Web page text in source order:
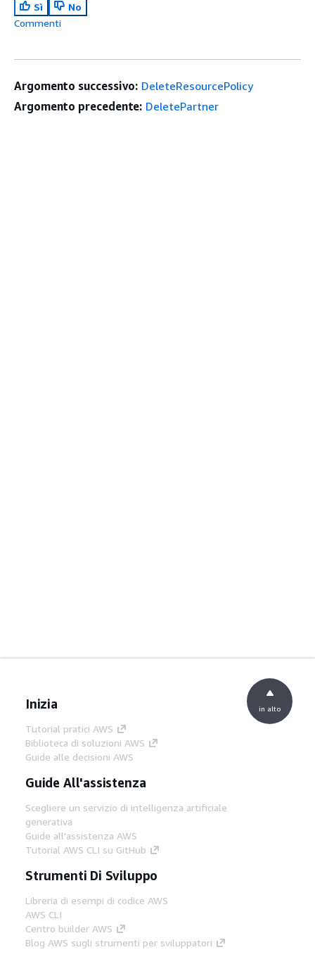
Sì
No
Commenti
Argomento successivo: DeleteResourcePolicy
Argomento precedente: DeletePartner
Inizia
Tutorial pratici AWS
Biblioteca di soluzioni AWS
Guide alle decisioni AWS
Guide All'assistenza
Scegliere un servizio di intelligenza artificiale
generativa
Guide all'assistenza AWS
Tutorial AWS CLI su GitHub
Strumenti Di Sviluppo
Libreria di esempi di codice AWS
AWS CLI
Centro builder AWS
Blog AWS sugli strumenti per sviluppatori
in alto